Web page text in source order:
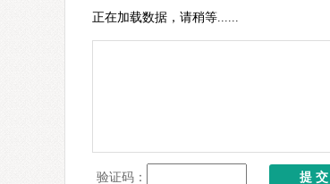
正在加载数据，请稍等......
验证码：